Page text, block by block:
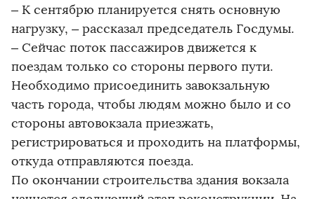
– К сентябрю планируется снять основную
нагрузку, – рассказал председатель Госдумы.
– Сейчас поток пассажиров движется к
поездам только со стороны первого пути.
Необходимо присоединить завокзальную
часть города, чтобы людям можно было и со
стороны автовокзала приезжать,
регистрироваться и проходить на платформы,
откуда отправляются поезда.
По окончании строительства здания вокзала